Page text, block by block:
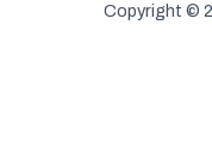
Copyright ©